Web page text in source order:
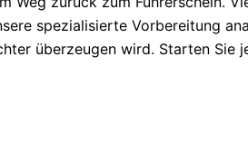
spezialisierte Vorbereitung
überzeugen wird. Starten